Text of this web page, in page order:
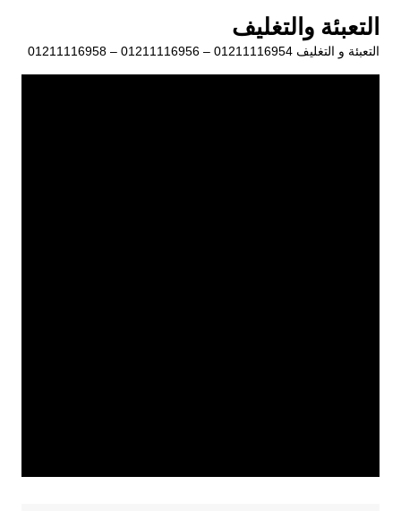
المحتوى
التعبئة والتغليف
التعبئة و التغليف 01211116954 – 01211116956 – 01211116958